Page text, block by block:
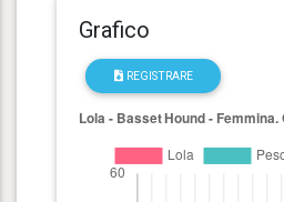
Grafico
REGISTRARE